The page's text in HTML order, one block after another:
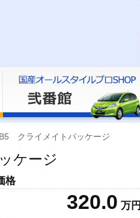
クライメイトパッケージ
ケージ
格
320.0 万円